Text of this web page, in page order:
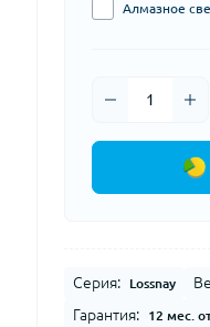
Алмазное
Серия: Lossnay
Гарантия: 12 мес.